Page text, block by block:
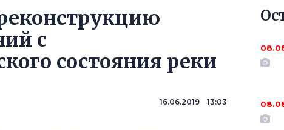
с
состояния реки
16.06.2019 13:03